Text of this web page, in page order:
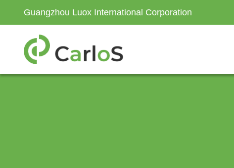
Guangzhou Luox International Corporation